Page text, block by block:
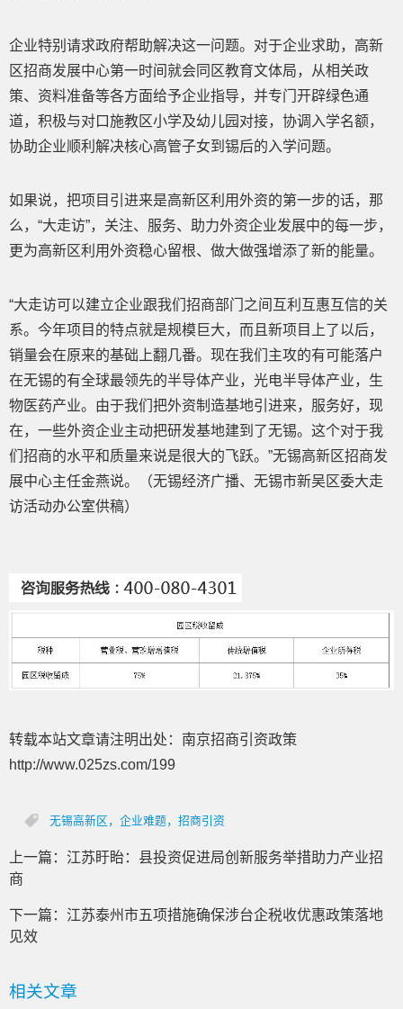
企业特别请求政府帮助解决这一问题。对于企业求助，高新
区招商发展中心第一时间就会同区教育文体局，从相关政
策、资料准备等各方面给予企业指导，并专门开辟绿色通
道，积极与对口施教区小学及幼儿园对接，协调入学名额，
协助企业顺利解决核心高管子女到锡后的入学问题。
如果说，把项目引进来是高新区利用外资的第一步的话，那
么，“大走访”，关注、服务、助力外资企业发展中的每一步，
更为高新区利用外资稳心留根、做大做强增添了新的能量。
“大走访可以建立企业跟我们招商部门之间互利互惠互信的关
系。今年项目的特点就是规模巨大，而且新项目上了以后，
销量会在原来的基础上翻几番。现在我们主攻的有可能落户
在无锡的有全球最领先的半导体产业，光电半导体产业，生
物医药产业。由于我们把外资制造基地引进来，服务好，现
在，一些外资企业主动把研发基地建到了无锡。这个对于我
们招商的水平和质量来说是很大的飞跃。”无锡高新区招商发
展中心主任金燕说。（无锡经济广播、无锡市新吴区委大走
访活动办公室供稿）
转载本站文章请注明出处：南京招商引资政策
http://www.025zs.com/199
无锡高新区，企业难题，招商引资
上一篇： 江苏盱眙：县投资促进局创新服务举措助力产业招
商
下一篇： 江苏泰州市五项措施确保涉台企税收优惠政策落地
见效
相关文章